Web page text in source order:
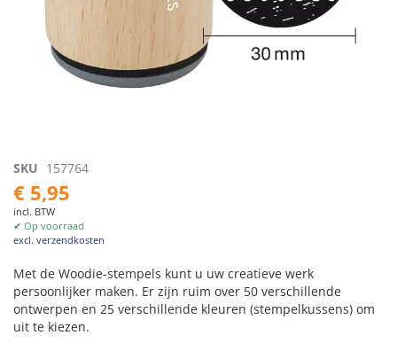
Ga
naar
het
begin
van
afbeeldingen-
gallerij
SKU 157764
€ 5,95
incl. BTW
✔ Op voorraad
excl. verzendkosten
Met de Woodie-stempels kunt u uw creatieve werk
persoonlijker maken. Er zijn ruim over 50 verschillende
ontwerpen en 25 verschillende kleuren (stempelkussens) om
uit te kiezen.